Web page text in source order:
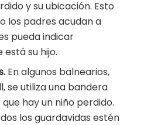
y su ubicación. Esto
los padres acudan a
pueda indicar
su hijo.
En algunos balnearios,
se utiliza una bandera
hay un niño perdido.
los guardavidas estén